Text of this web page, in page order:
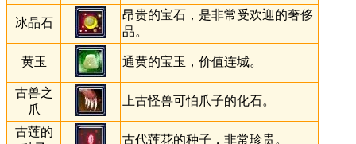
冰晶石
昂贵的宝石，是非常受欢迎的奢侈
品。
黄玉 通黄的宝玉，价值连城。
古兽之
爪
上古怪兽可怕爪子的化石。
古莲的
古代莲花的种子，非常珍贵。